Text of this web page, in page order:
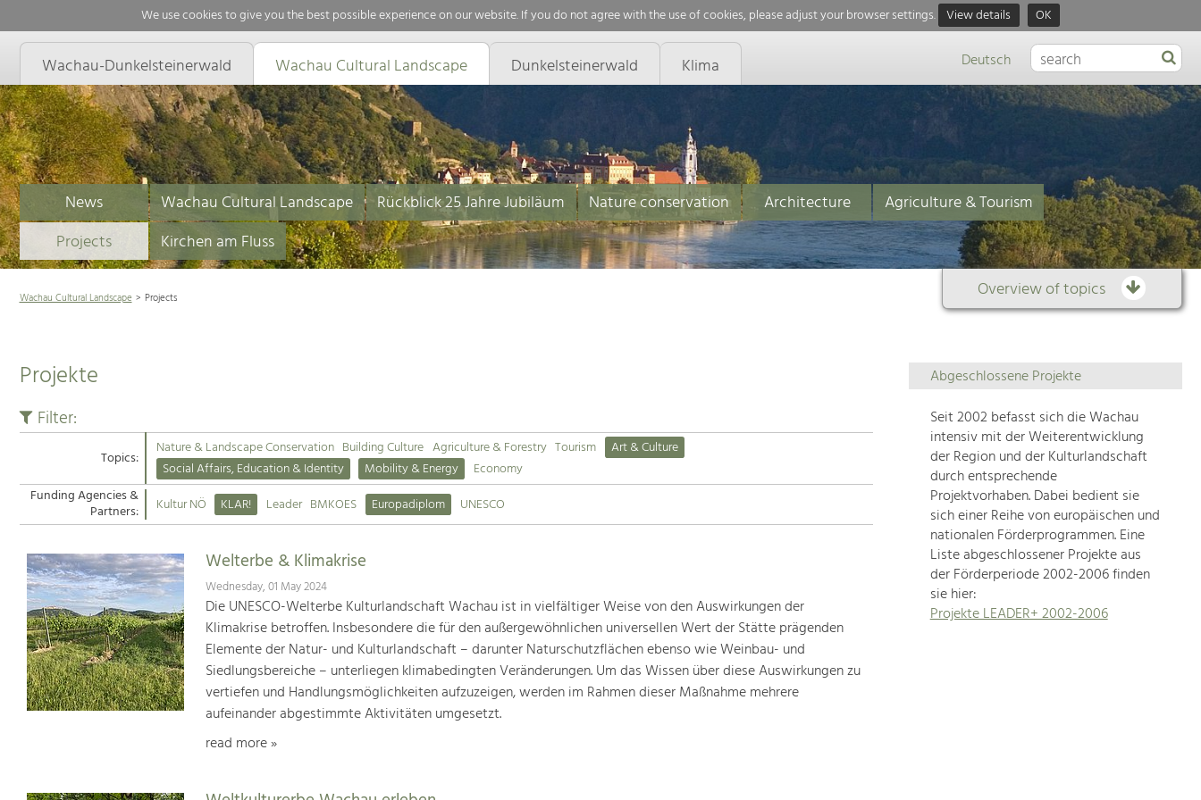
We use cookies to give you the best possible experience on our website. If you do not agree with the use of cookies, please adjust your browser settings. View details OK
Wachau-Dunkelsteinerwald Wachau Cultural Landscape Dunkelsteinerwald Klima Deutsch
News Wachau Cultural Landscape Rückblick 25 Jahre Jubiläum Nature conservation Architecture
Agriculture & Tourism
Projects
Kirchen am Fluss
Overview of topics
Overview
of
topics
Development
within
our
region
is
extremely
diverse.
Which
Wachau Cultural Landscape Projects
Projekte
Filter:
Topics: Nature & Landscape Conservation Building Culture Agriculture & Forestry Tourism
Art & Culture
Social Affairs, Education & Identity
Mobility & Energy
Economy
Funding Agencies &
Partners: Kultur NÖ KLAR! Leader BMKOES Europadiplom UNESCO
Welterbe & Klimakrise
Wednesday, 01 May 2024
Die UNESCO-Welterbe Kulturlandschaft Wachau ist in vielfältiger Weise von den Auswirkungen der
Klimakrise betroffen. Insbesondere die für den außergewöhnlichen universellen Wert der Stätte prägenden
Elemente der Natur- und Kulturlandschaft – darunter Naturschutzflächen ebenso wie Weinbau- und
Siedlungsbereiche – unterliegen klimabedingten Veränderungen. Um das Wissen über diese Auswirkungen zu
vertiefen und Handlungsmöglichkeiten aufzuzeigen, werden im Rahmen dieser Maßnahme mehrere
aufeinander abgestimmte Aktivitäten umgesetzt.
read more »
Abgeschlossene Projekte
Seit 2002 befasst sich die Wachau
intensiv mit der Weiterentwicklung
der Region und der Kulturlandschaft
durch entsprechende
Projektvorhaben. Dabei bedient sie
sich einer Reihe von europäischen und
nationalen Förderprogrammen. Eine
Liste abgeschlossener Projekte aus
der Förderperiode 2002-2006 finden
sie hier:
Projekte LEADER+ 2002-2006